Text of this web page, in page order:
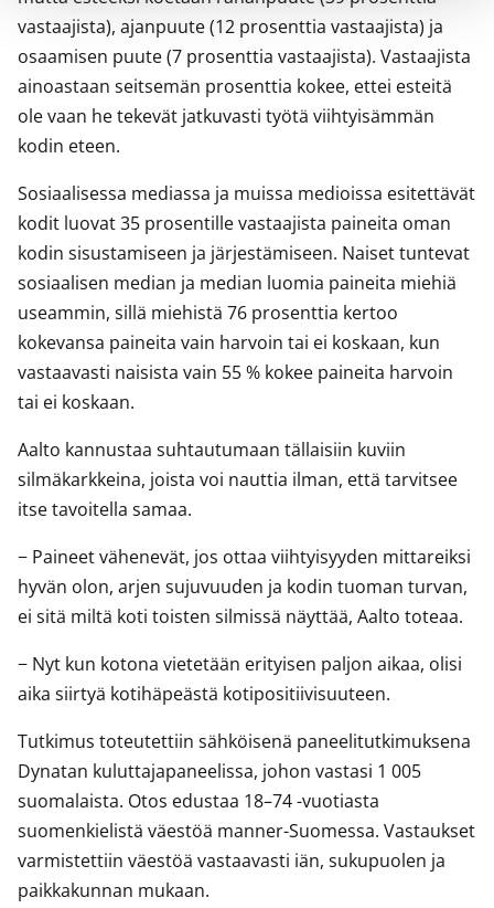
vastaajista), ajanpuute (12 prosenttia vastaajista) ja
osaamisen puute (7 prosenttia vastaajista). Vastaajista
ainoastaan seitsemän prosenttia kokee, ettei esteitä
ole vaan he tekevät jatkuvasti työtä viihtyisämmän
kodin eteen.
Sosiaalisessa mediassa ja muissa medioissa esitettävät
kodit luovat 35 prosentille vastaajista paineita oman
kodin sisustamiseen ja järjestämiseen. Naiset tuntevat
sosiaalisen median ja median luomia paineita miehiä
useammin, sillä miehistä 76 prosenttia kertoo
kokevansa paineita vain harvoin tai ei koskaan, kun
vastaavasti naisista vain 55 % kokee paineita harvoin
tai ei koskaan.
Aalto kannustaa suhtautumaan tällaisiin kuviin
silmäkarkkeina, joista voi nauttia ilman, että tarvitsee
itse tavoitella samaa.
− Paineet vähenevät, jos ottaa viihtyisyyden mittareiksi
hyvän olon, arjen sujuvuuden ja kodin tuoman turvan,
ei sitä miltä koti toisten silmissä näyttää, Aalto toteaa.
− Nyt kun kotona vietetään erityisen paljon aikaa, olisi
aika siirtyä kotihäpeästä kotipositiivisuuteen.
Tutkimus toteutettiin sähköisenä paneelitutkimuksena
Dynatan kuluttajapaneelissa, johon vastasi 1 005
suomalaista. Otos edustaa 18–74 -vuotiasta
suomenkielistä väestöä manner-Suomessa. Vastaukset
varmistettiin väestöä vastaavasti iän, sukupuolen ja
paikkakunnan mukaan.